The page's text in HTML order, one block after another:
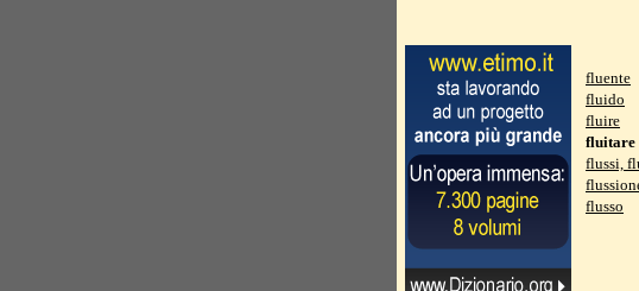
fluente
fluido
fluire
fluitare
flussi,
flusso